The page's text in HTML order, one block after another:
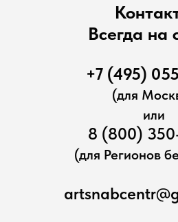
Всегда на
+7 (495)
(для
или
8 (800)
(для Регионов